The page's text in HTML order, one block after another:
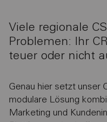
Viele regionale
Problemen: Ihr
teuer oder nicht
Genau hier setzt unser
modulare Lösung
Marketing und